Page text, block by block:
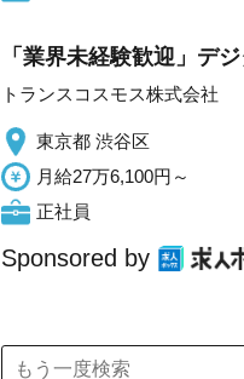
「業界未経験歓迎」デ
トランスコスモス株式会社
東京都 渋谷区
月給27万6,100円～
正社員
Sponsored by